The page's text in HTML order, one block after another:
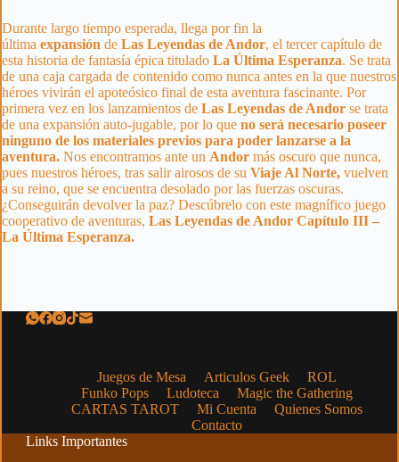
Durante largo tiempo esperada, llega por fin la
última expansión de Las Leyendas de Andor, el tercer capítulo de
esta historia de fantasía épica titulado La Última Esperanza. Se trata
de una caja cargada de contenido como nunca antes en la que nuestros
héroes vivirán el apoteósico final de esta aventura fascinante. Por
primera vez en los lanzamientos de Las Leyendas de Andor se trata
de una expansión auto-jugable, por lo que no será necesario poseer
ninguno de los materiales previos para poder lanzarse a la
aventura. Nos encontramos ante un Andor más oscuro que nunca,
pues nuestros héroes, tras salir airosos de su Viaje Al Norte, vuelven
a su reino, que se encuentra desolado por las fuerzas oscuras.
¿Conseguirán devolver la paz? Descúbrelo con este magnífico juego
cooperativo de aventuras, Las Leyendas de Andor Capítulo III –
La Última Esperanza.
Juegos de Mesa Articulos Geek
ROL
Funko Pops
Ludoteca
Magic the Gathering
CARTAS TAROT
Mi Cuenta
Quienes Somos
Contacto
Links Importantes